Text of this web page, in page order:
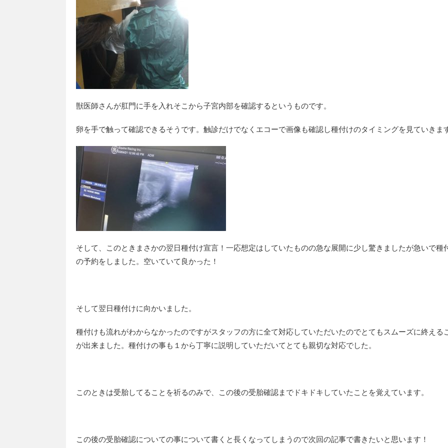
獣医師さんが肛門に手を入れそこから子宮内部を確認するというものです。
卵を手で触って確認できるそうです。触診だけでなくエコーで画像も確認し種付けのタイミングを見ていきま
そして、このときまさかの翌日種付け宣言！一応想定はしていたものの急な展開に少し驚きましたが急いで種
の予約をしました。空いていて良かった！
そして翌日種付けに向かいました。
種付けも流れがわからなかったのですがスタッフの方に全て対応していただいたのでとてもスムーズに終える
が出来ました。種付けの事も１から丁寧に説明していただいてとても親切な対応でした。
このときは受胎してることを祈るのみで、この後の受胎確認までドキドキしていたことを覚えています。
この後の受胎確認についての事について書くと長くなってしまうので次回の記事で書きたいと思います！